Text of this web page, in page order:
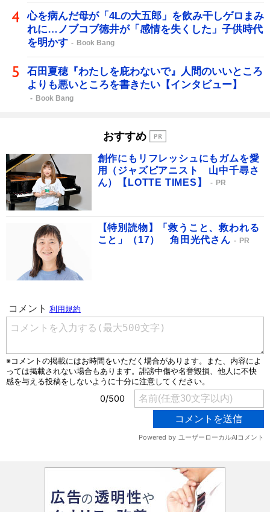
心を病んだ母が「4Lの大五郎」を飲み干しゲロまみ
れに…ノブコブ徳井が「感情を失くした」子供時代
を明かす
Book Bang
石田夏穂『わたしを庇わないで』人間のいいところ
よりも悪いところを書きたい【インタビュー】
Book Bang
おすすめ
創作にもリフレッシュにもガムを愛
用（ジャズピアニスト 山中千尋さ
ん）【LOTTE TIMES】
PR
【特別読物】「救うこと、救われる
こと」（17） 角田光代さん
PR